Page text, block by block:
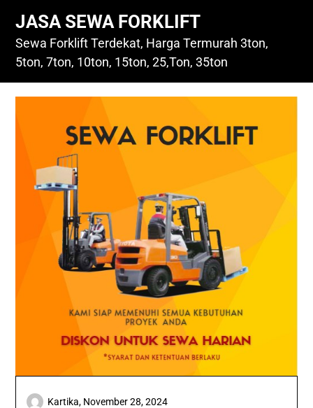
content
JASA SEWA FORKLIFT
Sewa Forklift Terdekat, Harga Termurah 3ton,
5ton, 7ton, 10ton, 15ton, 25,Ton, 35ton
Kartika, November 28, 2024